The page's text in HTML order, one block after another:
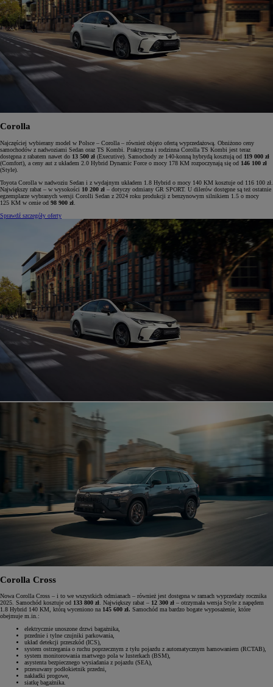
Corolla
Najczęściej wybierany model w Polsce – Corolla – również objęto ofertą wyprzedażową. Obniżono ceny
samochodów z nadwoziami Sedan oraz TS Kombi. Praktyczna i rodzinna Corolla TS Kombi jest teraz
dostępna z rabatem nawet do 13 500 zł (Executive). Samochody ze 140-konną hybrydą kosztują od 119 000 zł
(Comfort), a ceny aut z układem 2.0 Hybrid Dynamic Force o mocy 178 KM rozpoczynają się od 146 100 zł
(Style).
Toyota Corolla w nadwoziu Sedan i z wydajnym układem 1.8 Hybrid o mocy 140 KM kosztuje od 116 100 zł.
Największy rabat – w wysokości 10 200 zł – dotyczy odmiany GR SPORT. U dilerów dostępne są też ostatnie
egzemplarze wybranych wersji Corolli Sedan z 2024 roku produkcji z benzynowym silnikiem 1.5 o mocy
125 KM w cenie od 98 900 zł
Sprawdź szczegóły oferty
Corolla Cross
Nowa Corolla Cross – i to we wszystkich odmianach – również jest dostępna w ramach wyprzedaży rocznika
2025. Samochód kosztuje od 133 800 zł. Największy rabat – 12 300 zł – otrzymała wersja Style z napędem
1.8 Hybrid 140 KM, którą wyceniono na 145 600 zł. Samochód ma bardzo bogate wyposażenie, które
obejmuje m.in.:
elektrycznie unoszone drzwi bagażnika,
przednie i tylne czujniki parkowania,
układ detekcji przeszkód (ICS),
system ostrzegania o ruchu poprzecznym z tyłu pojazdu z automatycznym hamowaniem (RCTAB),
system monitorowania martwego pola w lusterkach (BSM),
asystenta bezpiecznego wysiadania z pojazdu (SEA),
przesuwany podłokietnik przedni,
nakładki progowe,
siatkę bagażnika.